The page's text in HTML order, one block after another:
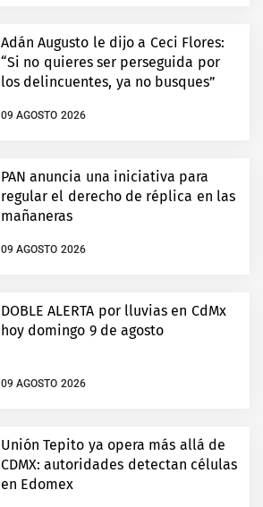
Adán Augusto le dijo a Ceci Flores:
“Si no quieres ser perseguida por
los delincuentes, ya no busques”
09 AGOSTO 2026
PAN anuncia una iniciativa para
regular el derecho de réplica en las
mañaneras
09 AGOSTO 2026
DOBLE ALERTA por lluvias en CdMx
hoy domingo 9 de agosto
09 AGOSTO 2026
Unión Tepito ya opera más allá de
CDMX: autoridades detectan células
en Edomex